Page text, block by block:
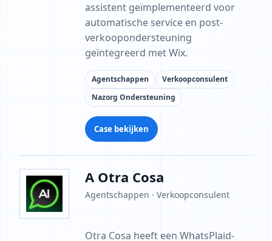
assistent geïmplementeerd voor
automatische service en post-
verkoopondersteuning
geïntegreerd met Wix.
Agentschappen
Verkoopconsulent
Nazorg Ondersteuning
Case bekijken
A Otra Cosa
Agentschappen · Verkoopconsulent
Otra Cosa heeft een WhatsPlaid-